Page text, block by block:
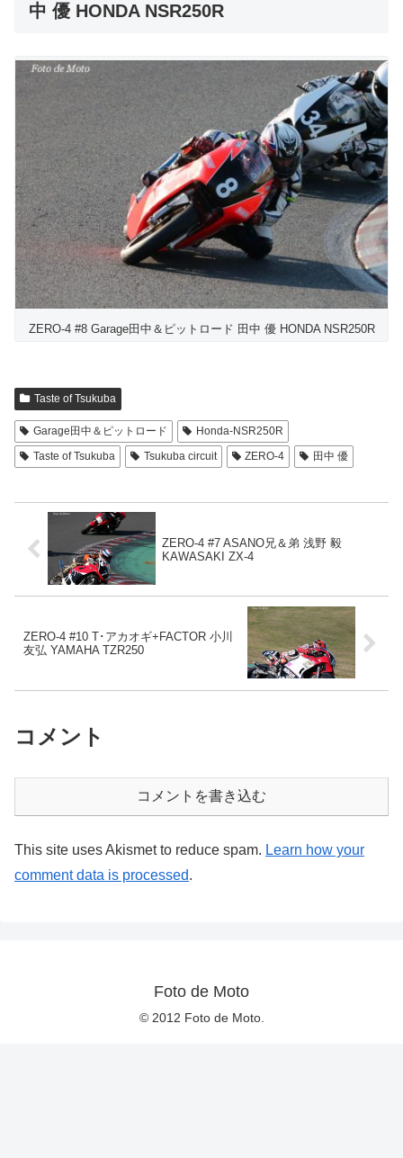
中 優 HONDA NSR250R
ZERO-4 #8 Garage田中＆ピットロード 田中 優 HONDA NSR250R
Taste of Tsukuba
Garage田中＆ピットロード
Honda-NSR250R
Taste of Tsukuba
Tsukuba circuit ZERO-4 田中 優
ZERO-4 #7 ASANO兄＆弟 浅野 毅
KAWASAKI ZX-4
ZERO-4 #10 T･アカオギ+FACTOR 小川
友弘 YAMAHA TZR250
コメント
コメントを書き込む
This site uses Akismet to reduce spam. Learn how your
comment data is processed.
Foto de Moto
© 2012 Foto de Moto.